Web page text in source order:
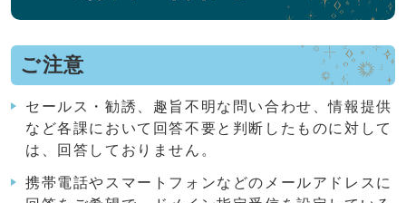
ご注意
セールス・勧誘、趣旨不明な問い合わせ、情報提供
など各課において回答不要と判断したものに対して
は、回答しておりません。
携帯電話やスマートフォンなどのメールアドレスに